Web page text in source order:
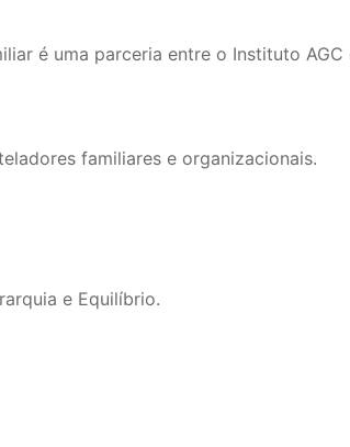
é uma parceria entre o Instituto AGC
familiares e organizacionais.
e Equilíbrio.